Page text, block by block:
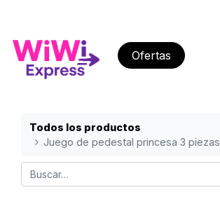
Ofertas
Todos los productos
Juego de pedestal princesa 3 piezas